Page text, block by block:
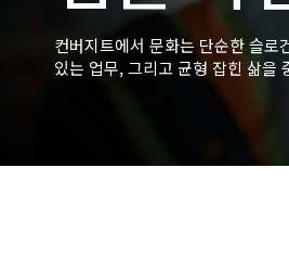
컨버지트에서 문화는 단순한 슬
있는 업무, 그리고 균형 잡힌 삶을